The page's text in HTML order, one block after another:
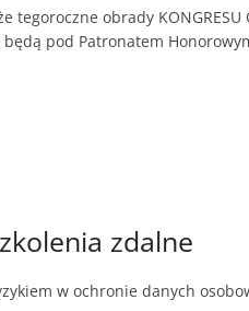
obrady KONGRESU
będą pod Patronatem
zdalne
w ochronie danych